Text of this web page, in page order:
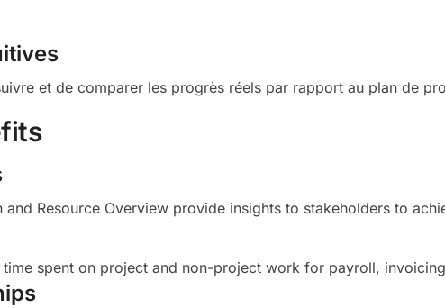
et de comparer les progrès réels par rapport au plan de
Resource Overview provide insights to stakeholders to
time spent on project and non-project work for payroll,